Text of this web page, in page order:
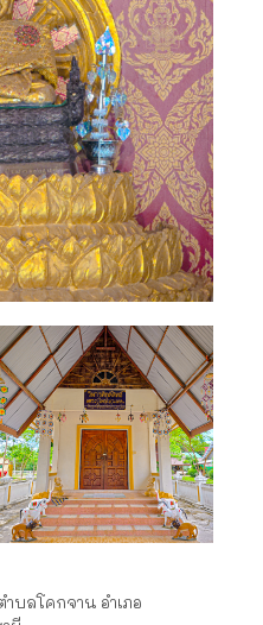
บลโคกจาน อำเภอ